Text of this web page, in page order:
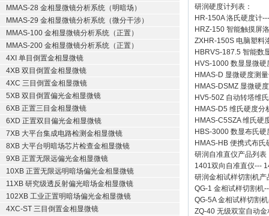
MMAS-28 金相显微镜分析系统（明暗场）
MMAS-29 金相显微镜分析系统（微分干涉）
MMAS-100 金相显微镜分析系统（正置）
MMAS-200 金相显微镜分析系统（正置）
4XI 单目倒置金相显微镜
4XB 双目倒置金相显微镜
4XC 三目倒置金相显微镜
5XB 双目倒置偏光金相显微镜
6XB 正置三目金相显微镜
6XD 正置双目偏光金相显微镜
7XB 大平台集成电路检测金相显微镜
8XB 大平台明暗场芯片检查金相显微镜
9XB 正置无限远偏光金相显微镜
10XB 正置无限远明暗场偏光金相显微镜
11XB 研究级透反射偏光暗场金相显微镜
102XB 工业正置明暗场偏光金相显微镜
4XC-ST 三目倒置金相显微镜
研润硬度计列表：
HR-150A 洛氏硬度计
HRZ-150 智能触摸屏
ZXHR-150S 电脑塑料
HBRVS-187.5 智能数
HVS-1000 数显显微硬
HMAS-D 显微硬度测
HMAS-DSMZ 显微硬
HV5-50Z 自动转塔维
HMAS-D5 维氏硬度分
HMAS-C5SZA 维氏硬
HBS-3000 数显布氏硬
HMAS-HB 便携式布氏
研润自准直仪产品列表
1401双向自准直仪---
研润金相试样切割机产
QG-1 金相试样切割机
QG-5A 金相试样切割机
ZQ-40 无级双室自动金